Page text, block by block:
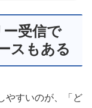
受信で
スもある
やすいのが、「ど